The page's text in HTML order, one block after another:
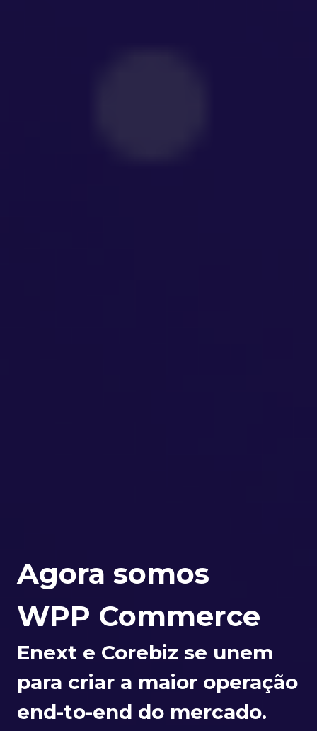
Agora somos
WPP Commerce
Enext e Corebiz se unem
para criar a maior operação
end-to-end do mercado.